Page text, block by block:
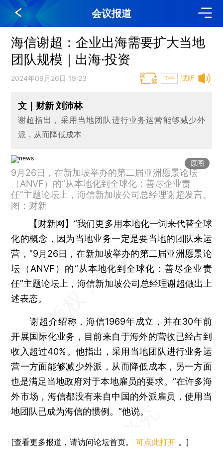
会议报道
海信谢超：企业出海需要扩大当地
团队规模｜出海·投资
试听
2024年09月26日 19:23 T中
文｜财新 刘沛林
谢超指出，采用当地团队进行业务运营能够减少外
派，从而降低成本
原图
9月26日，在新加坡举办的第二届亚洲愿景论坛
（ANVF）的“从本地化到全球化：善尽企业责
任”主题论坛上，海信新加坡公司总经理谢超发言。
图：财新
【财新网】“我们更多用本地化一词来代替全球
化的概念，因为当地业务一定是要当地的团队来运
营，”9月26日，在新加坡举办的第二届亚洲愿景论
坛 （ANVF）的“从本地化到全球化：善尽企业责
任”主题论坛上，海信新加坡公司总经理谢超做出上
述表态。
谢超介绍称，海信1969年成立，并在30年前
开展国际化业务，目前来自于海外的营收已经占到
收入超过40%。他指出，采用当地团队进行业务运
营一方面能够减少外派，从而降低成本，另一方面
也是满足当地政府对于本地雇员的要求。“在许多海
外市场，海信都没有来自中国的外派雇员，使用当
地团队已成为海信的惯例。”他说。
[查看更多报道，请访问论坛首页。可点此打开 。]